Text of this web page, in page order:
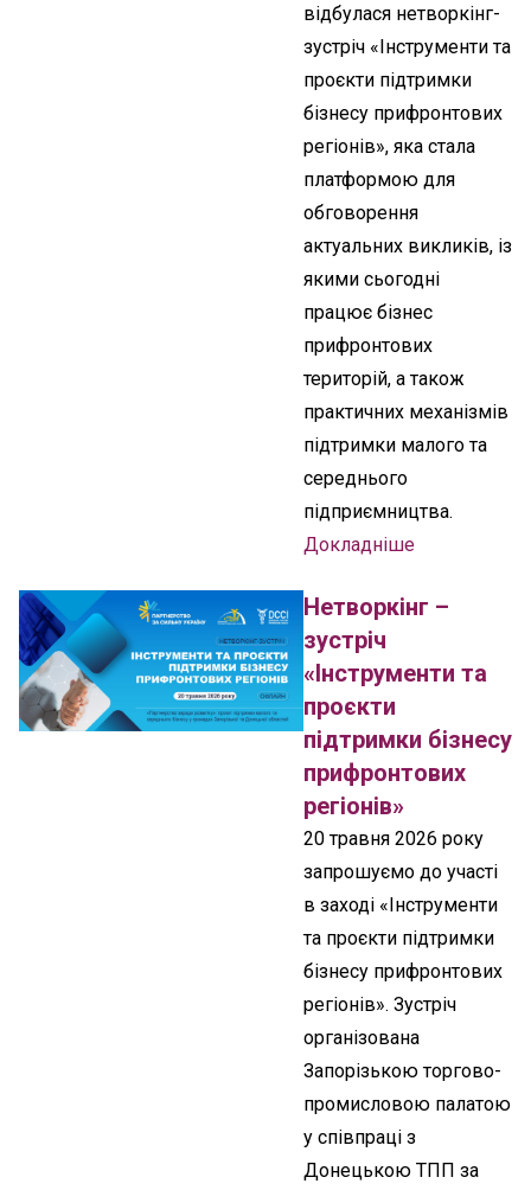
відбулася нетворкінг-
зустріч «Інструменти та
проєкти підтримки
бізнесу прифронтових
регіонів», яка стала
платформою для
обговорення
актуальних викликів, із
якими сьогодні
працює бізнес
прифронтових
територій, а також
практичних механізмів
підтримки малого та
середнього
підприємництва.
Докладніше
Нетворкінг –
зустріч
«Інструменти та
проєкти
підтримки бізнесу
прифронтових
регіонів»
20 травня 2026 року
запрошуємо до участі
в заході «Інструменти
та проєкти підтримки
бізнесу прифронтових
регіонів». Зустріч
організована
Запорізькою торгово-
промисловою палатою
у співпраці з
Донецькою ТПП за